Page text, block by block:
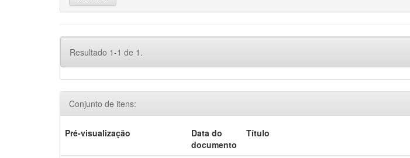
Resultado 1-1 de 1.
Conjunto de itens:
Pré-visualização
Data do
documento
Título